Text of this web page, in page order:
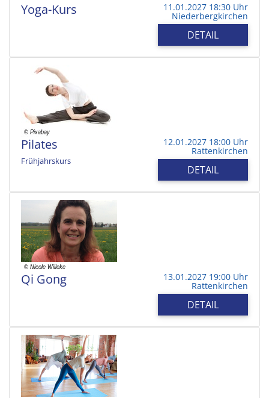
Yoga-Kurs 11.01.2027 18:30 Uhr
Niederbergkirchen
DETAIL
Pilates
Frühjahrskurs
12.01.2027 18:00 Uhr
Rattenkirchen
DETAIL
Qi Gong 13.01.2027 19:00 Uhr
Rattenkirchen
DETAIL